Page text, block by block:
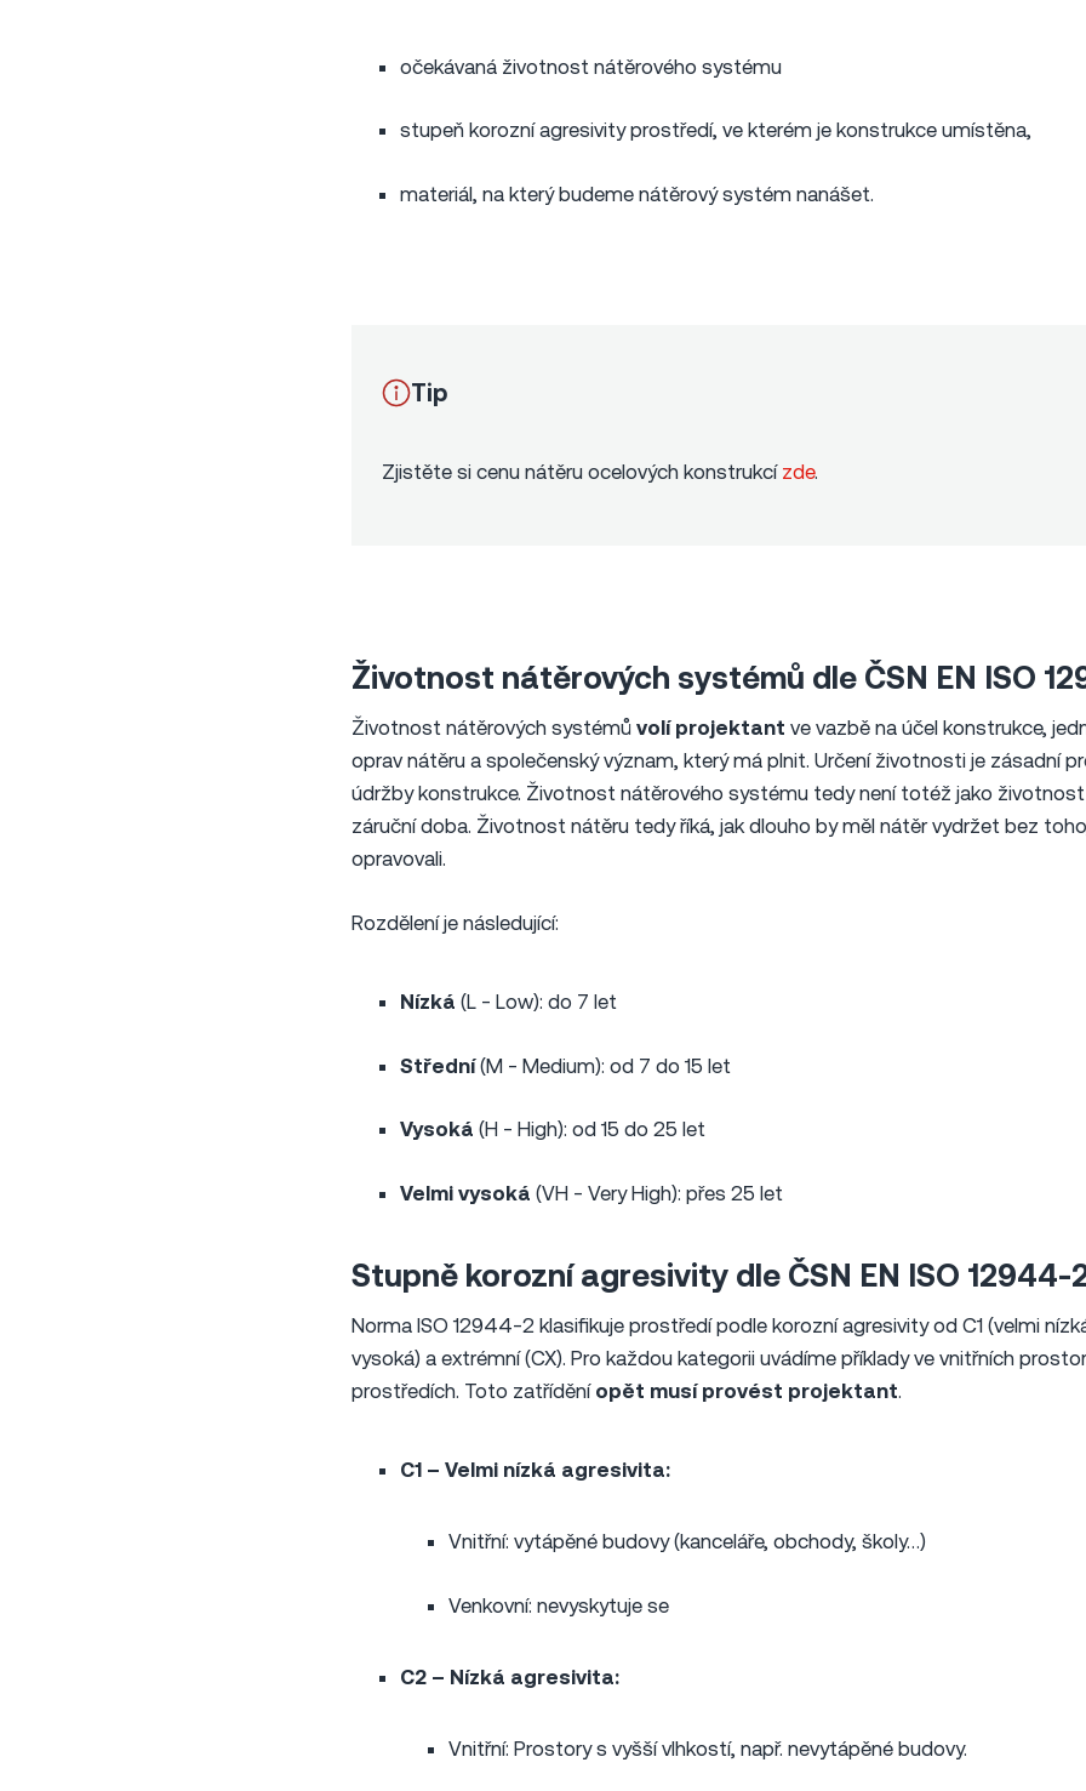
očekávaná životnost nátěrového systému
stupeň korozní agresivity prostředí, ve kterém je konstrukce umístěna,
materiál, na který budeme nátěrový systém nanášet.
Tip
Zjistěte si cenu nátěru ocelových konstrukcí zde.
Životnost nátěrových systémů dle ČSN EN ISO
Životnost nátěrových systémů volí projektant ve vazbě na účel konstrukce,
oprav nátěru a společenský význam, který má plnit. Určení životnosti je zásadní
údržby konstrukce. Životnost nátěrového systému tedy není totéž jako
záruční doba. Životnost nátěru tedy říká, jak dlouho by měl nátěr vydržet bez
opravovali.
Rozdělení je následující:
Nízká (L - Low): do 7 let
Střední(M - Medium): od 7 do 15 let
Vysoká (H - High): od 15 do 25 let
Velmi vysoká (VH - Very High): přes 25 let
Stupně korozní agresivity dle ČSN EN ISO 12944-
Norma ISO 12944-2 klasifikuje prostředí podle korozní agresivity od C1 (velmi
vysoká) a extrémní (CX). Pro každou kategorii uvádíme příklady ve vnitřních
prostředích. Toto zatřídění opět musí provést projektant.
C1 – Velmi nízká agresivita:
Vnitřní: vytápěné budovy (kanceláře, obchody, školy…)
Venkovní: nevyskytuje se
C2 – Nízká agresivita:
Vnitřní: Prostory s vyšší vlhkostí, např. nevytápěné budovy.